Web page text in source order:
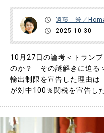
遠藤 誉／
2025-10-30
10月27日の論考＜トラン
のか？ その謎解きに迫る
輸出制限を宣告した理由
が対中100％関税を宣告し
た＜上場事業体の関連会社